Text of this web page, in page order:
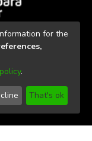
for the
.
That's ok